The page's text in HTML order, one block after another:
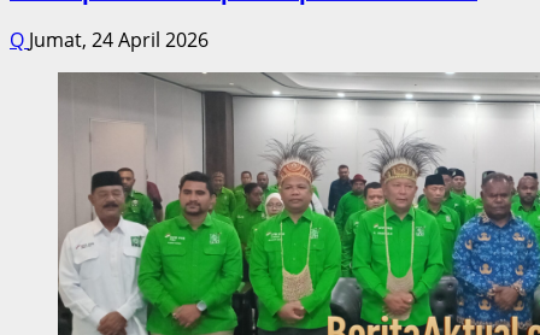
Q Jumat, 24 April 2026